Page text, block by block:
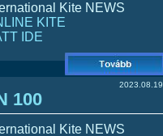
Kite NEWS
KITE
IDE
2023.08.19.
100
Kite NEWS